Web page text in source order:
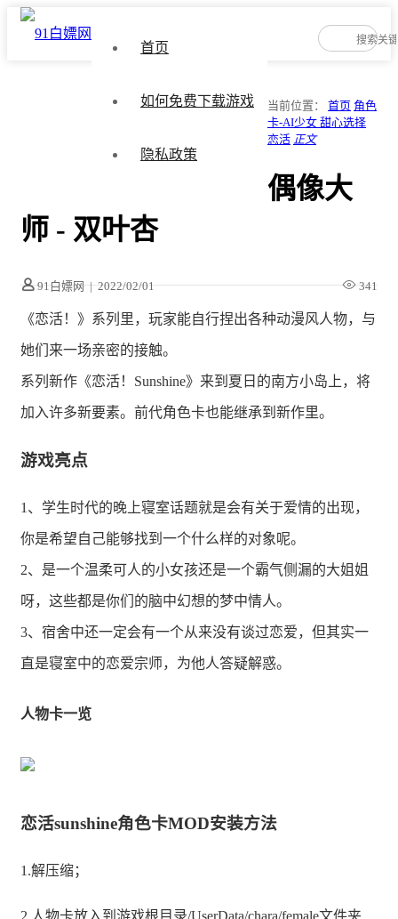
首页
如何免费下载游戏
隐私政策
当前位置： 首页 角色
卡-AI少女 甜心选择
恋活 正文
偶像大
师 - 双叶杏
91白嫖网 | 2022/02/01 341
《恋活！》系列里，玩家能自行捏出各种动漫风人物，与
她们来一场亲密的接触。
系列新作《恋活！Sunshine》来到夏日的南方小岛上，将
加入许多新要素。前代角色卡也能继承到新作里。
游戏亮点
1、学生时代的晚上寝室话题就是会有关于爱情的出现，
你是希望自己能够找到一个什么样的对象呢。
2、是一个温柔可人的小女孩还是一个霸气侧漏的大姐姐
呀，这些都是你们的脑中幻想的梦中情人。
3、宿舍中还一定会有一个从来没有谈过恋爱，但其实一
直是寝室中的恋爱宗师，为他人答疑解惑。
人物卡一览
恋活sunshine角色卡MOD安装方法
1.解压缩；